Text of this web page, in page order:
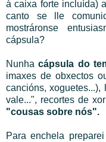
á caixa forte incluída)
canto se lle
mostráronse
cápsula?
Nunha cápsula do
imaxes de obxectos
cancións,
vale...", recortes de
"cousas sobre nós".
Para enchela